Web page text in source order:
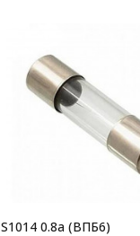
S1014 0.8а (ВПБ6)